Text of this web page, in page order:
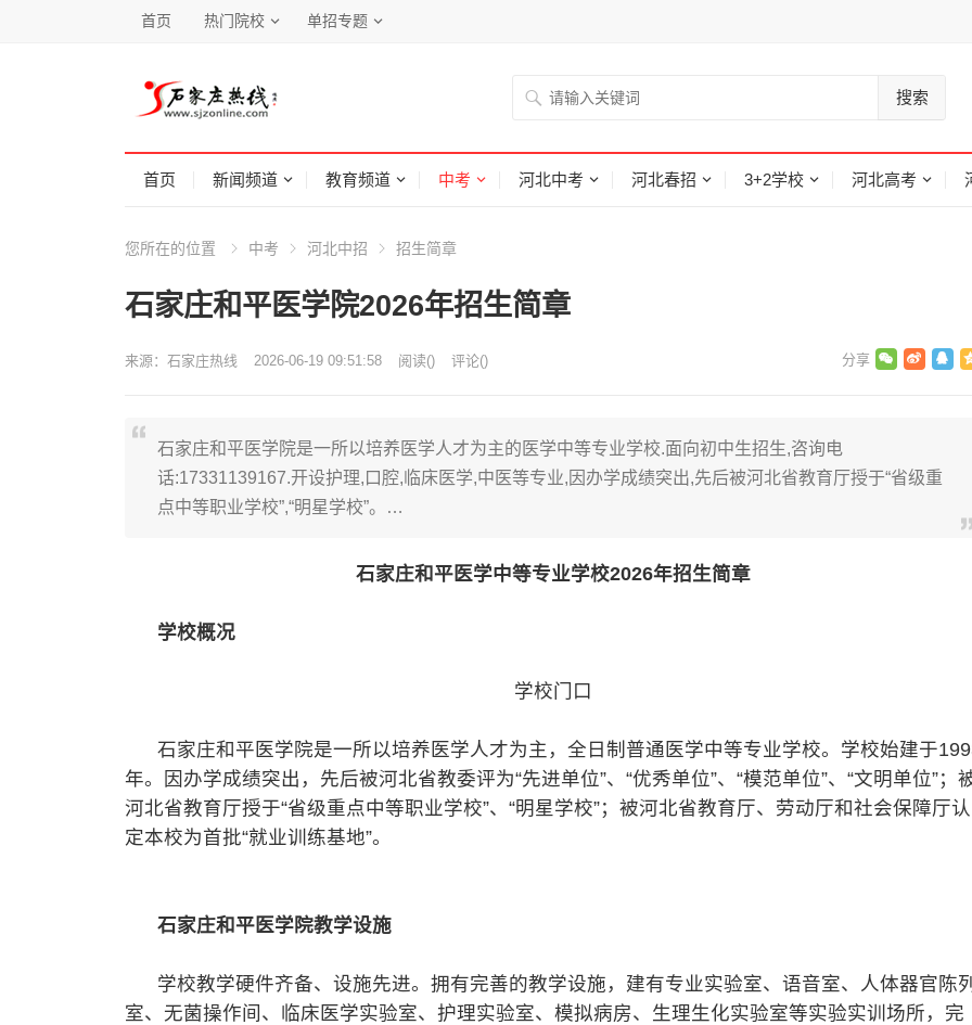
首页 热门院校 单招专题
搜索
首页 新闻频道 教育频道 中考 河北中考 河北春招 3+2学校 河北高考
您所在的位置 中考 河北中招 招生简章
石家庄和平医学院2026年招生简章
来源： 石家庄热线 2026-06-19 09:51:58 阅读() 评论()
石家庄和平医学院是一所以培养医学人才为主的医学中等专业学校.面向初中生招生,咨询电
话:17331139167.开设护理,口腔,临床医学,中医等专业,因办学成绩突出,先后被河北省教育厅授于“省级重
点中等职业学校”,“明星学校”。…
石家庄和平医学中等专业学校2026年招生简章
学校概况
学校门口
石家庄和平医学院是一所以培养医学人才为主，全日制普通医学中等专业学校。学校始建于
年。因办学成绩突出，先后被河北省教委评为“先进单位”、“优秀单位”、“模范单位”、“文明单位”；
河北省教育厅授于“省级重点中等职业学校”、“明星学校”；被河北省教育厅、劳动厅和社会保障厅认
定本校为首批“就业训练基地”。
石家庄和平医学院教学设施
学校教学硬件齐备、设施先进。拥有完善的教学设施，建有专业实验室、语音室、人体器官陈列
室、无菌操作间、临床医学实验室、护理实验室、模拟病房、生理生化实验室等实验实训场所，完